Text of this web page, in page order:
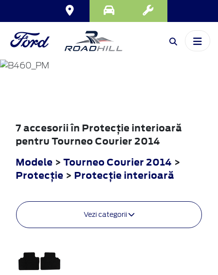
TOURNEO
COURIER
7 accesorii în Protecţie interioară
pentru Tourneo Courier 2014
Modele > Tourneo Courier 2014 >
Protecţie > Protecţie interioară
Vezi categorii